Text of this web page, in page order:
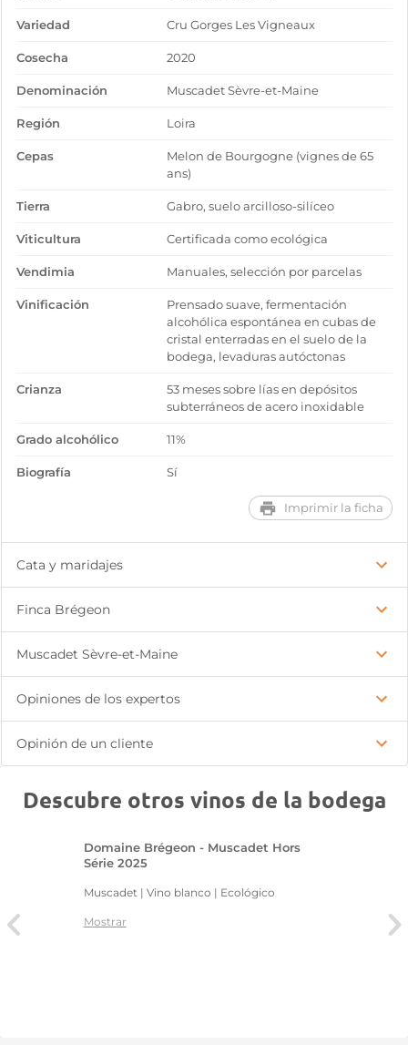
Variedad Cru Gorges Les Vigneaux
Cosecha 2020
Denominación Muscadet Sèvre-et-Maine
Región Loira
Cepas
Melon de Bourgogne (vignes de 65
ans)
Tierra Gabro, suelo arcilloso-silíceo
Viticultura Certificada como ecológica
Vendimia Manuales, selección por parcelas
Vinificación
Prensado suave, fermentación
alcohólica espontánea en cubas de
cristal enterradas en el suelo de la
bodega, levaduras autóctonas
Crianza
53 meses sobre lías en depósitos
subterráneos de acero inoxidable
Grado alcohólico 11%
Biografía Sí
Imprimir la ficha
Cata y maridajes
Finca Brégeon
Muscadet Sèvre-et-Maine
Opiniones de los expertos
Opinión de un cliente
Descubre otros vinos de la bodega
Domaine Brégeon - Muscadet Hors
Série 2025
Muscadet | Vino blanco | Ecológico
Mostrar